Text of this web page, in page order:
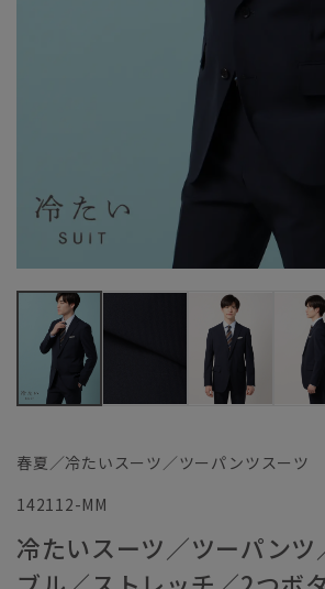
春夏／冷たいスーツ／ツーパンツスーツ
142112-MM
冷たいスーツ／ツーパンツ